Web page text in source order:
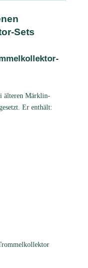
Sets
älteren Märklin-
Er enthält: